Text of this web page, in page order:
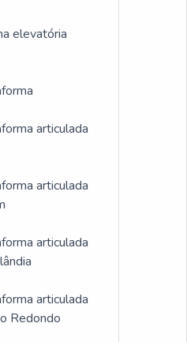
elevatória
articulada
articulada
articulada
articulada
Redondo